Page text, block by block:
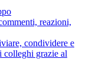
reazioni,
condividere e
colleghi grazie al